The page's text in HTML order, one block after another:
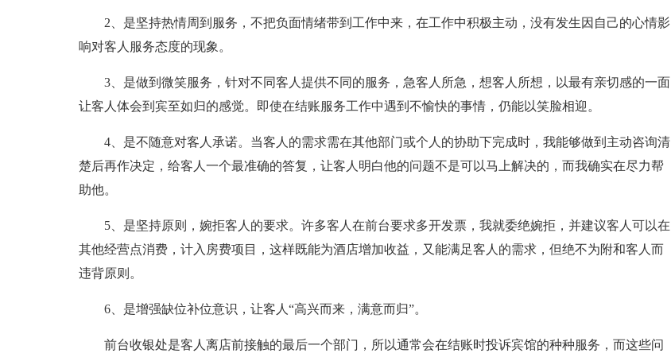
2、是坚持热情周到服务，不把负面情绪带到工作中来，在工作中积极主动，没有发生因自己的心情影
响对客人服务态度的现象。
3、是做到微笑服务，针对不同客人提供不同的服务，急客人所急，想客人所想，以最有亲切感的一面
让客人体会到宾至如归的感觉。即使在结账服务工作中遇到不愉快的事情，仍能以笑脸相迎。
4、是不随意对客人承诺。当客人的需求需在其他部门或个人的协助下完成时，我能够做到主动咨询清
楚后再作决定，给客人一个最准确的答复，让客人明白他的问题不是可以马上解决的，而我确实在尽力帮
助他。
5、是坚持原则，婉拒客人的要求。许多客人在前台要求多开发票，我就委绝婉拒，并建议客人可以在
其他经营点消费，计入房费项目，这样既能为酒店增加收益，又能满足客人的需求，但绝不为附和客人而
违背原则。
6、是增强缺位补位意识，让客人“高兴而来，满意而归”。
前台收银处是客人离店前接触的最后一个部门，所以通常会在结账时投诉宾馆的种种服务，而这些问